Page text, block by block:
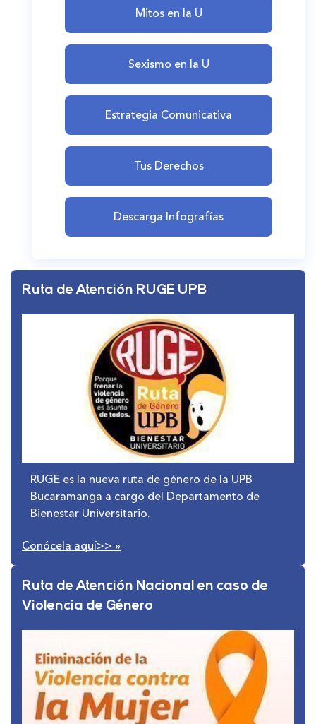
Mitos en la U
Sexismo en la U
Estrategia Comunicativa
Tus Derechos
Descarga Infografías
Ruta de Atención RUGE UPB
RUGE es la nueva ruta de género de la UPB
Bucaramanga a cargo del Departamento de
Bienestar Universitario.
Conócela aquí>>»
Ruta de Atención Nacional en caso de
Violencia de Género